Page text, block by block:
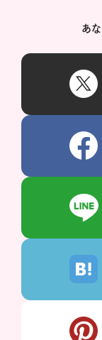
あ